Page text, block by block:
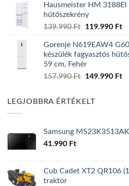
was:
139.990 Ft.
is:
Hausmeister HM
hűtőszekrény
139.990Ft
Original
was:
139.990 Ft.
119.990 Ft
is:
Gorenje N619EAW4
készülék fagyasztós
59 cm, Fehér
157.990Ft
Original
157.990 Ft.
149.990 Ft
LEGJOBBRA ÉRTÉKELT
Samsung
41.990 Ft
Cub Cadet XT2 QR106
traktor